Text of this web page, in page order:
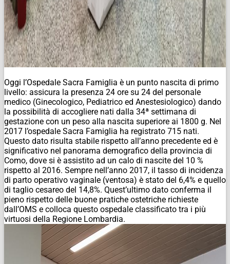
Oggi l’Ospedale Sacra Famiglia è un punto nascita di primo
livello: assicura la presenza 24 ore su 24 del personale
medico (Ginecologico, Pediatrico ed Anestesiologico) dando
la possibilità di accogliere nati dalla 34ª settimana di
gestazione con un peso alla nascita superiore ai 1800 g. Nel
2017 l’ospedale Sacra Famiglia ha registrato 715 nati.
Questo dato risulta stabile rispetto all’anno precedente ed è
significativo nel panorama demografico della provincia di
Como, dove si è assistito ad un calo di nascite del 10 %
rispetto al 2016. Sempre nell’anno 2017, il tasso di incidenza
di parto operativo vaginale (ventosa) è stato del 6,4% e quello
di taglio cesareo del 14,8%. Quest’ultimo dato conferma il
pieno rispetto delle buone pratiche ostetriche richieste
dall’OMS e colloca questo ospedale classificato tra i più
virtuosi della Regione Lombardia.